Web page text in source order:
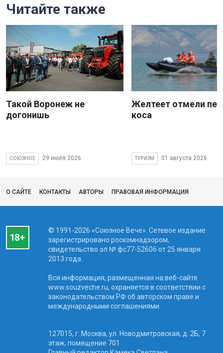
Читайте также
Такой Воронеж не
догонишь
СОЮЗНОЕ 29 июля 2026
Желтеет отмели
коса
ТУРИЗМ 01 августа 2026
О САЙТЕ КОНТАКТЫ АВТОРЫ ПРАВОВАЯ ИНФОРМАЦИЯ
© 1991-2026 «Союзное Вече». Сетевое издание
зарегистрировано роскомнадзором,
свидетельство эл № фc77-52606 от 25 января
2013 года.
Вся информация, размещенная на веб-сайте
www.souzveche.ru, охраняется в соответствии с
законодательством РФ об авторском праве и
международными соглашениями.
127015, г. Москва, ул. Новодмитровская, д. 2Б, 7
этаж, помещение 701